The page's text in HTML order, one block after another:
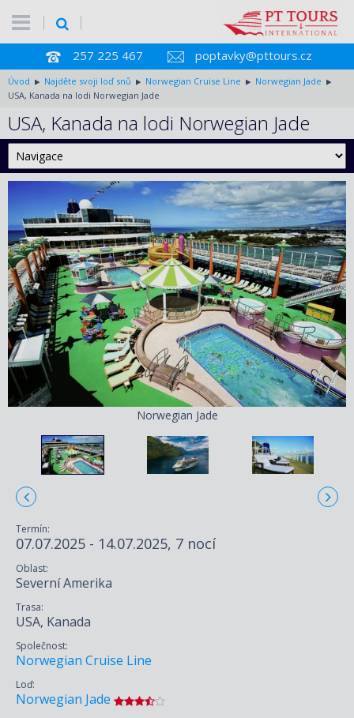
257 225 467 poptavky@pttours.cz
Úvod Najděte svoji loď snů Norwegian Cruise Line
Norwegian Jade
USA, Kanada na lodi Norwegian Jade
USA, Kanada na lodi Norwegian Jade
Norwegian Jade
Termín:
07.07.2025 - 14.07.2025, 7 nocí
Oblast:
Severní Amerika
Trasa:
USA, Kanada
Společnost:
Norwegian Cruise Line
Loď:
Norwegian Jade